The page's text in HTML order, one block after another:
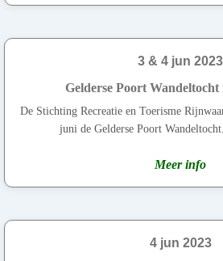
3 & 4 jun 2023
Gelderse Poort Wandeltocht
De Stichting Recreatie en Toerisme
juni de Gelderse Poort
Meer info
4 jun 2023